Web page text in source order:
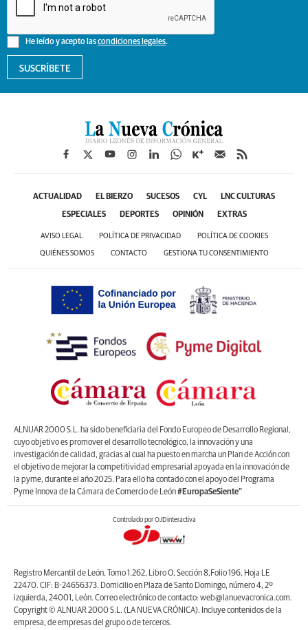
He leído y acepto lascondiciones legales.
SUSCRÍBETE
ACTUALIDAD EL BIERZO SUCESOS CYL LNC CULTURAS
ESPECIALES DEPORTES OPINIÓN EXTRAS
AVISO LEGAL POLÍTICA DE PRIVACIDAD POLÍTICA DE COOKIES
QUIÉNES SOMOS CONTACTO GESTIONA TU CONSENTIMIENTO
ALNUAR 2000 S.L. ha sido beneficiaria del Fondo Europeo de Desarrollo Regional,
cuyo objetivo es promover el desarrollo tecnológico, la innovación y una
investigación de calidad, gracias al cual ha puesto en marcha un Plan de Acción con
el objetivo de mejorar la competitividad empresarial apoyada en la innovación de
la pyme, durante el año 2025. Para ello ha contado con el apoyo del Programa
Pyme Innova de la Cámara de Comercio de León#EuropaSeSiente”
Controlado por OJDinteractiva
Registro Mercantil de León, Tomo 1.262, Libro O, Sección 8,Folio 196, Hoja LE
22470. CIF: B-24656373. Domicilio en Plaza de Santo Domingo, número 4, 2º
izquierda, 24001, León. Correo electrónico de contacto: web@lanuevacronica.com.
Copyright © ALNUAR 2000 S.L. (LA NUEVA CRÓNICA). Incluye contenidos de la
empresa, de empresas del grupo o de terceros.